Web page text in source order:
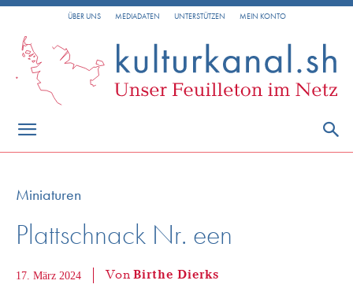
ÜBER UNS MEDIADATEN UNTERSTÜTZEN MEIN KONTO
Miniaturen
Plattschnack Nr. een
17. März 2024 VonBirthe Dierks